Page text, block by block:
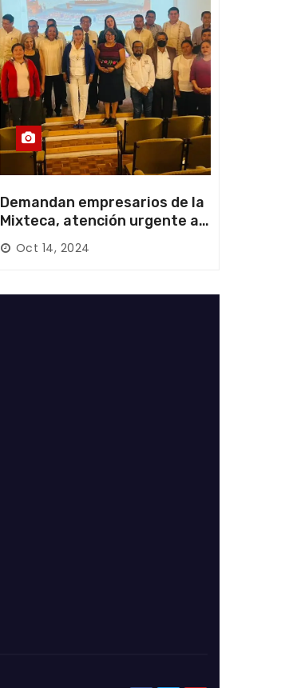
Demandan empresarios de la
Mixteca, atención urgente a
las carreteras locales y
federales
Oct 14, 2024